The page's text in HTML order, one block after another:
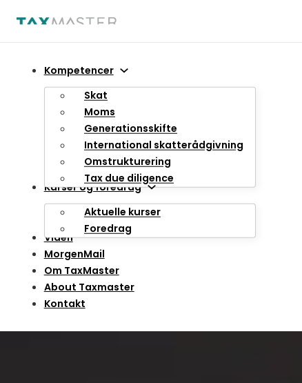
Kompetencer
Skat
Moms
Generationsskifte
International skatterådgivning
Omstrukturering
Tax due diligence
Kurser og foredrag
Aktuelle kurser
Foredrag
Viden
MorgenMail
Om TaxMaster
About Taxmaster
Kontakt